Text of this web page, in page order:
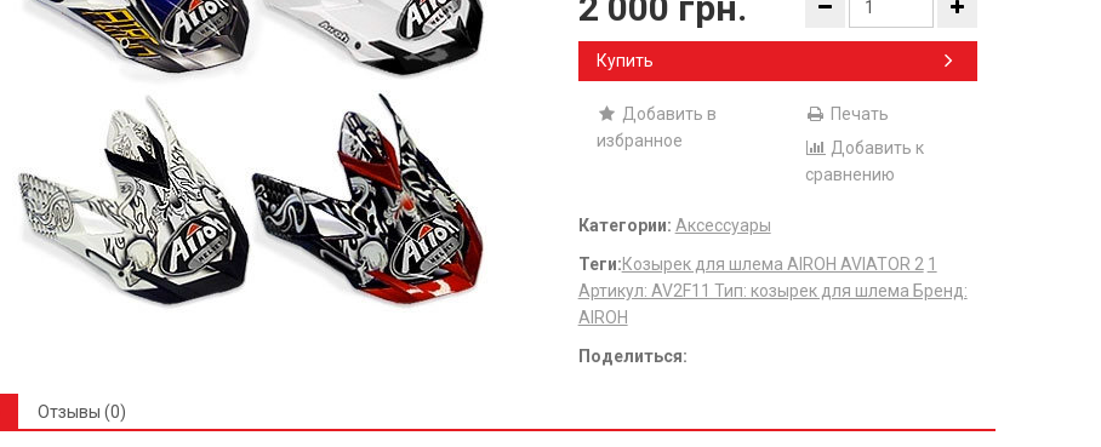
Купить
Добавить в
избранное
Печать
Добавить к
сравнению
Категории: Аксессуары
Теги:​Козырек для шлема AIROH AVIATOR 2 1
Артикул: AV2F11 Тип: козырек для шлема Бренд:
AIROH
Поделиться:
Отзывы (0)